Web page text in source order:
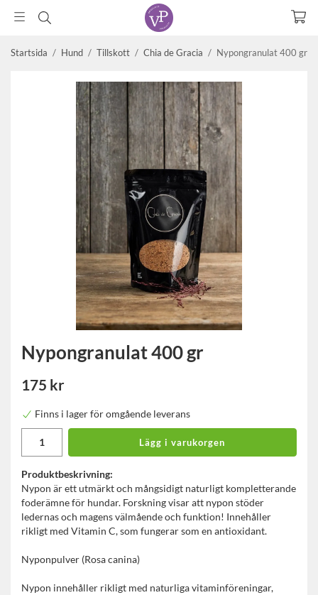
Startsida / Hund / Tillskott / Chia de Gracia / Nypongranulat 400 gr
Nypongranulat 400 gr
175 kr
Finns i lager för omgående leverans
Lägg i varukorgen
Produktbeskrivning:
Nypon är ett utmärkt och mångsidigt naturligt kompletterande
foderämne för hundar. Forskning visar att nypon stöder
ledernas och magens välmående och funktion! Innehåller
rikligt med Vitamin C, som fungerar som en antioxidant.
Nyponpulver (Rosa canina)
Nypon innehåller rikligt med naturliga vitaminföreningar,